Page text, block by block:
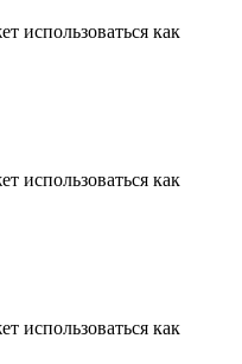
использоваться как
использоваться как
использоваться как